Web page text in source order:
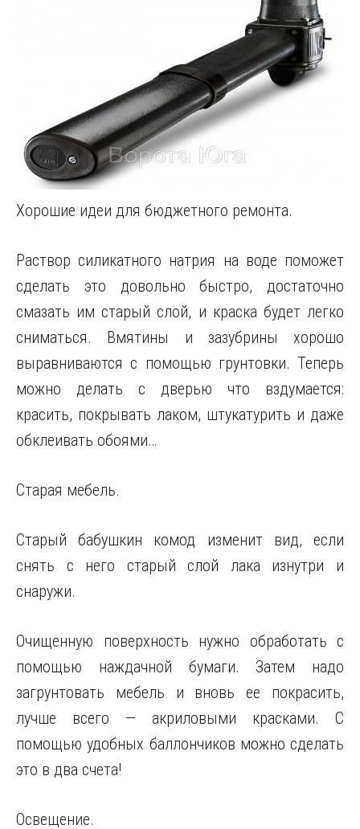
Хорошие идеи для бюджетного ремонта.
Раствор силикатного натрия на воде поможет
сделать это довольно быстро, достаточно
смазать им старый слой, и краска будет легко
сниматься. Вмятины и зазубрины хорошо
выравниваются с помощью грунтовки. Теперь
можно делать с дверью что вздумается:
красить, покрывать лаком, штукатурить и даже
обклеивать обоями…
Старая мебель.
Старый бабушкин комод изменит вид, если
снять с него старый слой лака изнутри и
снаружи.
Очищенную поверхность нужно обработать с
помощью наждачной бумаги. Затем надо
загрунтовать мебель и вновь ее покрасить,
лучше всего — акриловыми красками. С
помощью удобных баллончиков можно сделать
это в два счета!
Освещение.